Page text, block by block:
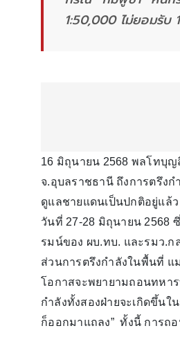
1:50,000 ไม่ยอมรับ
16 มิถุนายน 2568 พลโทบุ
จ.อุบลราชธานี ถึงการตรึง
ดูแลชายแดนเป็นปกติอยู่แล้
วันที่ 27-28 มิถุนายน 2568
รมน์ของ ผบ.ทบ. และรมว.ก
ส่วนการตรึงกำลังในพื้นที่ แ
โอกาสจะพยายามถอนทหา
กำลังทั้งสองฝ่ายจะเกิดขึ้นใ
ก็ออกมาแถลง” ทั้งนี้ การถ